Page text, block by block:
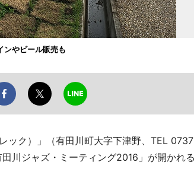
やビール販売も
ック）」（有田川町大字下津野、TEL
川ジャズ・ミーティング2016」が開かれる